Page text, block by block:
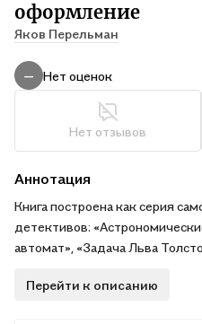
оформление
Яков Перельман
— Нет оценок
Нет отзывов
Аннотация
Книга построена как серия
детективов:
автомат», «Задача Льва
которого вы влюбляетесь в
Перейти к описанию